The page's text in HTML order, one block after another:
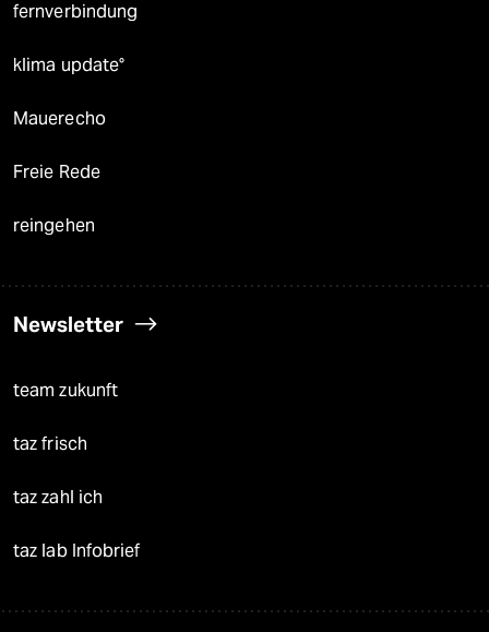
fernverbindung
klima update°
Mauerecho
Freie Rede
reingehen
Newsletter
team zukunft
taz frisch
taz zahl ich
taz lab Infobrief